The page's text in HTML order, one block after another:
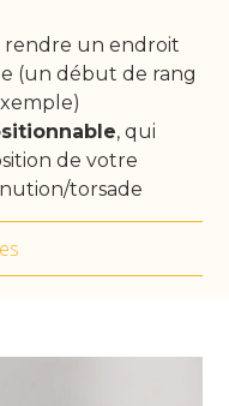
rendre un endroit
(un début de rang
, qui
de votre
torsade